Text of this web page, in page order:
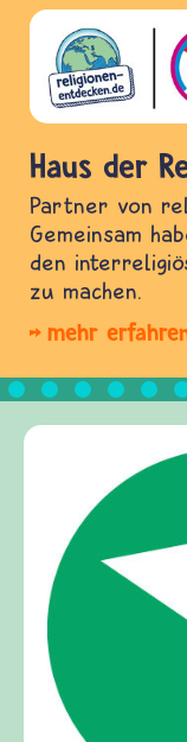
Haus der
Partner von
Gemeinsam
den
zu machen.
mehr